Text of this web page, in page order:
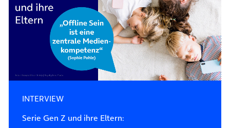
INTERVIEW
Serie Gen Z und ihre Eltern: